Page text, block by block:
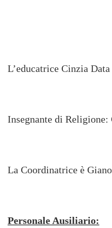
L’educatrice Cinzia
Insegnante di
La Coordinatrice è
Personale Ausiliario: